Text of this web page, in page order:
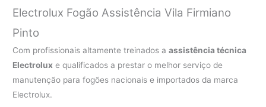
Electrolux Fogão Assistência Vila Firmiano
Pinto
Com profissionais altamente treinados aassistência técnica
Electrolux e qualificados a prestar o melhor serviço de
manutenção para fogões nacionais e importados da marca
Electrolux.